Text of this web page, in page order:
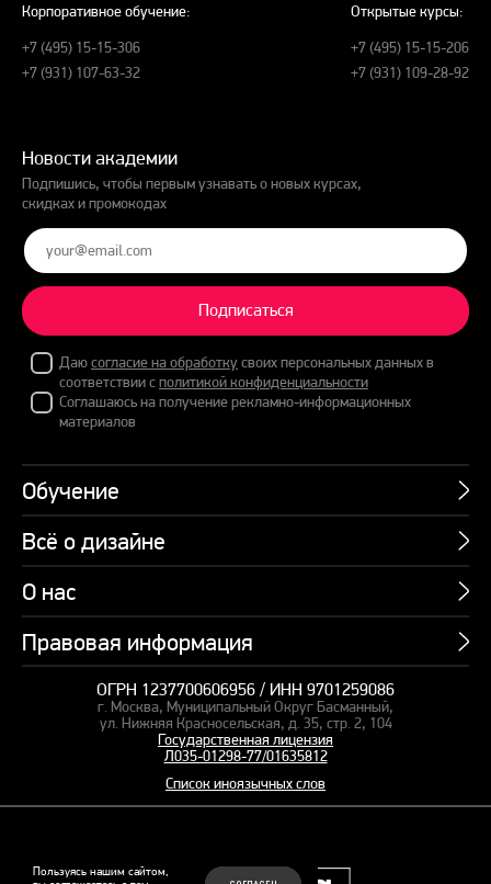
Пользуясь нашим сайтом,
Корпоративное обучение:
+7 (495) 15-15-306
+7 (931) 107-63-32
Открытые курсы:
+7 (495) 15-15-206
+7 (931) 109-28-92
Новости академии
Подпишись, чтобы первым узнавать о новых курсах,
скидках и промокодах
Подписаться
Даюсогласие на обработкусвоих персональных данных в
соответствии сполитикой конфиденциальности
Соглашаюсь на получение рекламно-информационных
материалов
Обучение
Курсы
Пакетные предложения
Профессии
Подарочные сертификаты
Корпоративное обучение
Курсы для сотрудников
Пакетные предложения
Всё о дизайне
Учебник по презентациям
Банк слайдов
Вебинары
Студия дизайна
Заказать презентацию
О нас
Об академии
СМИ о нас
Правовая информация
Карта сайта
Оферта и лицензия
Политика конфиденциальности
Рекомендательные технологии
ОГРН 1237700606956 / ИНН 9701259086
г. Москва, Муниципальный Округ Басманный,
ул. Нижняя Красносельская, д. 35, стр. 2, 104
Государственная лицензия
Л035-01298-77/01635812
Список иноязычных слов
© 2015–2026 Бонни и Слайд